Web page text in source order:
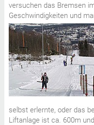
versuchen das Bremsen
Geschwindigkeiten und
selbst erlernte, oder das
Liftanlage ist ca. 600m